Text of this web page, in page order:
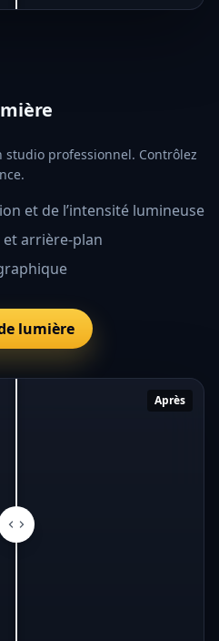
studio professionnel. Contrôlez
et de l’intensité lumineuse
arrière-plan
lumière
Après